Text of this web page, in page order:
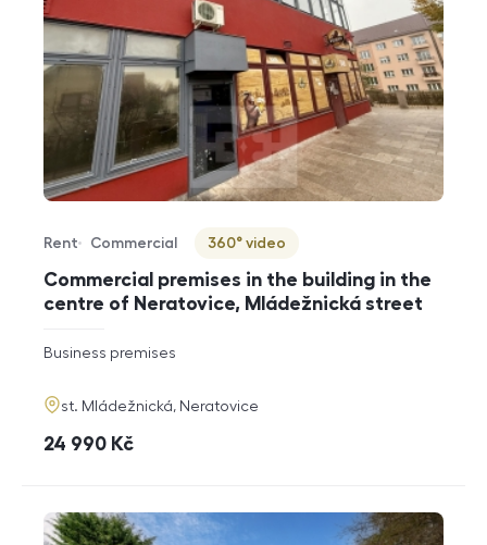
Commercial premises in the building in the
centre of Neratovice, Mládežnická street
Offer type
Rent
Property type
Commercial
Virtuální prohlídka
360° video
rozměry
disposition
Business premises
adresa
st. Mládežnická, Neratovice
cena
24 990 Kč